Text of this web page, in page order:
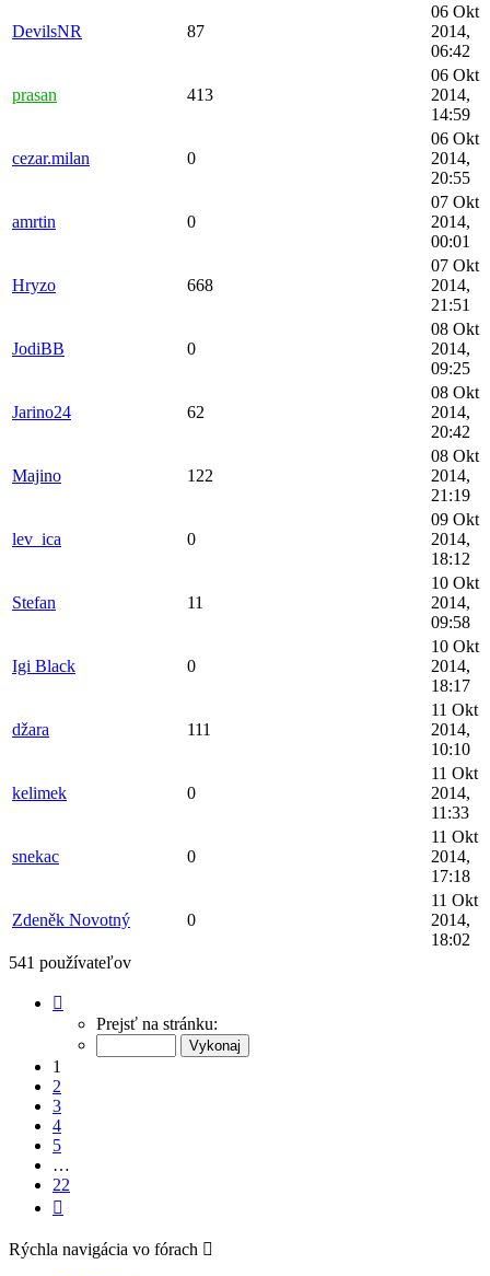
DevilsNR 87
06 Okt
2014,
06:42
prasan 413
06 Okt
2014,
14:59
cezar.milan 0
06 Okt
2014,
20:55
amrtin 0
07 Okt
2014,
00:01
Hryzo 668
07 Okt
2014,
21:51
JodiBB 0
08 Okt
2014,
09:25
Jarino24 62
08 Okt
2014,
20:42
Majino 122
08 Okt
2014,
21:19
lev_ica 0
09 Okt
2014,
18:12
Stefan 11
10 Okt
2014,
09:58
Igi Black 0
10 Okt
2014,
18:17
džara 111
11 Okt
2014,
10:10
kelimek 0
11 Okt
2014,
11:33
snekac 0
11 Okt
2014,
17:18
Zdeněk Novotný 0
11 Okt
2014,
18:02
541 používateľov
Prejsť na stránku:
1
2
3
4
5
…
22
Rýchla navigácia vo fórach